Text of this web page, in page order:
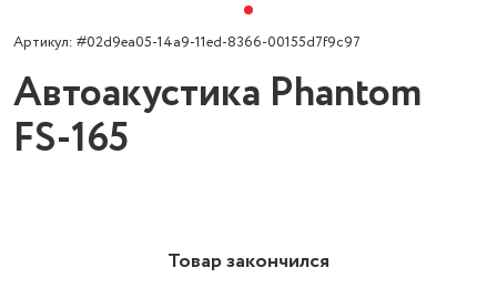
Артикул: #02d9ea05-14a9-11ed-8366-00155d7f9c97
Автоакустика Phantom
FS-165
Товар закончился